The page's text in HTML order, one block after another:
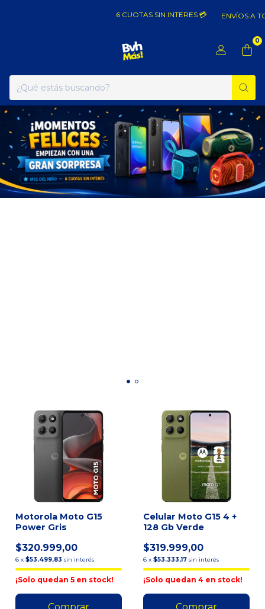
6 CUOTAS SIN INTERES 💳 ENVÍOS A TODO
0
Motorola Moto G15
Power Gris
$320.999,00
6 x $53.499,83 sin interés
¡Solo quedan 5 en stock!
Celular Moto G15 4 +
128 Gb Verde
$319.999,00
6 x $53.333,17 sin interés
¡Solo quedan 4 en stock!